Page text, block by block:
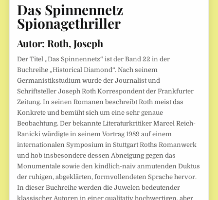
Das Spinnennetz
Spionagethriller
Autor: Roth, Joseph
Der Titel „Das Spinnennetz“ ist der Band 22 in der
Buchreihe „Historical Diamond“. Nach seinem
Germanistikstudium wurde der Journalist und
Schriftsteller Joseph Roth Korrespondent der Frankfurter
Zeitung. In seinen Romanen beschreibt Roth meist das
Konkrete und bemüht sich um eine sehr genaue
Beobachtung. Der bekannte Literaturkritiker Marcel Reich-
Ranicki würdigte in seinem Vortrag 1989 auf einem
internationalen Symposium in Stuttgart Roths Romanwerk
und hob insbesondere dessen Abneigung gegen das
Monumentale sowie den kindlich-naiv anmutenden Duktus
der ruhigen, abgeklärten, formvollendeten Sprache hervor.
In dieser Buchreihe werden die Juwelen bedeutender
klassischer Autoren in einer qualitativ hochwertigen, aber